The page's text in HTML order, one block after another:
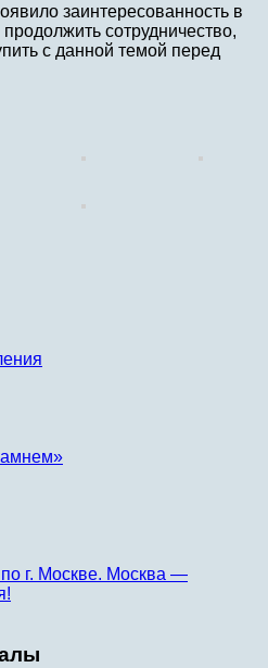
заинтересованность в
сотрудничество,
с данной темой перед
г. Москве. Москва —